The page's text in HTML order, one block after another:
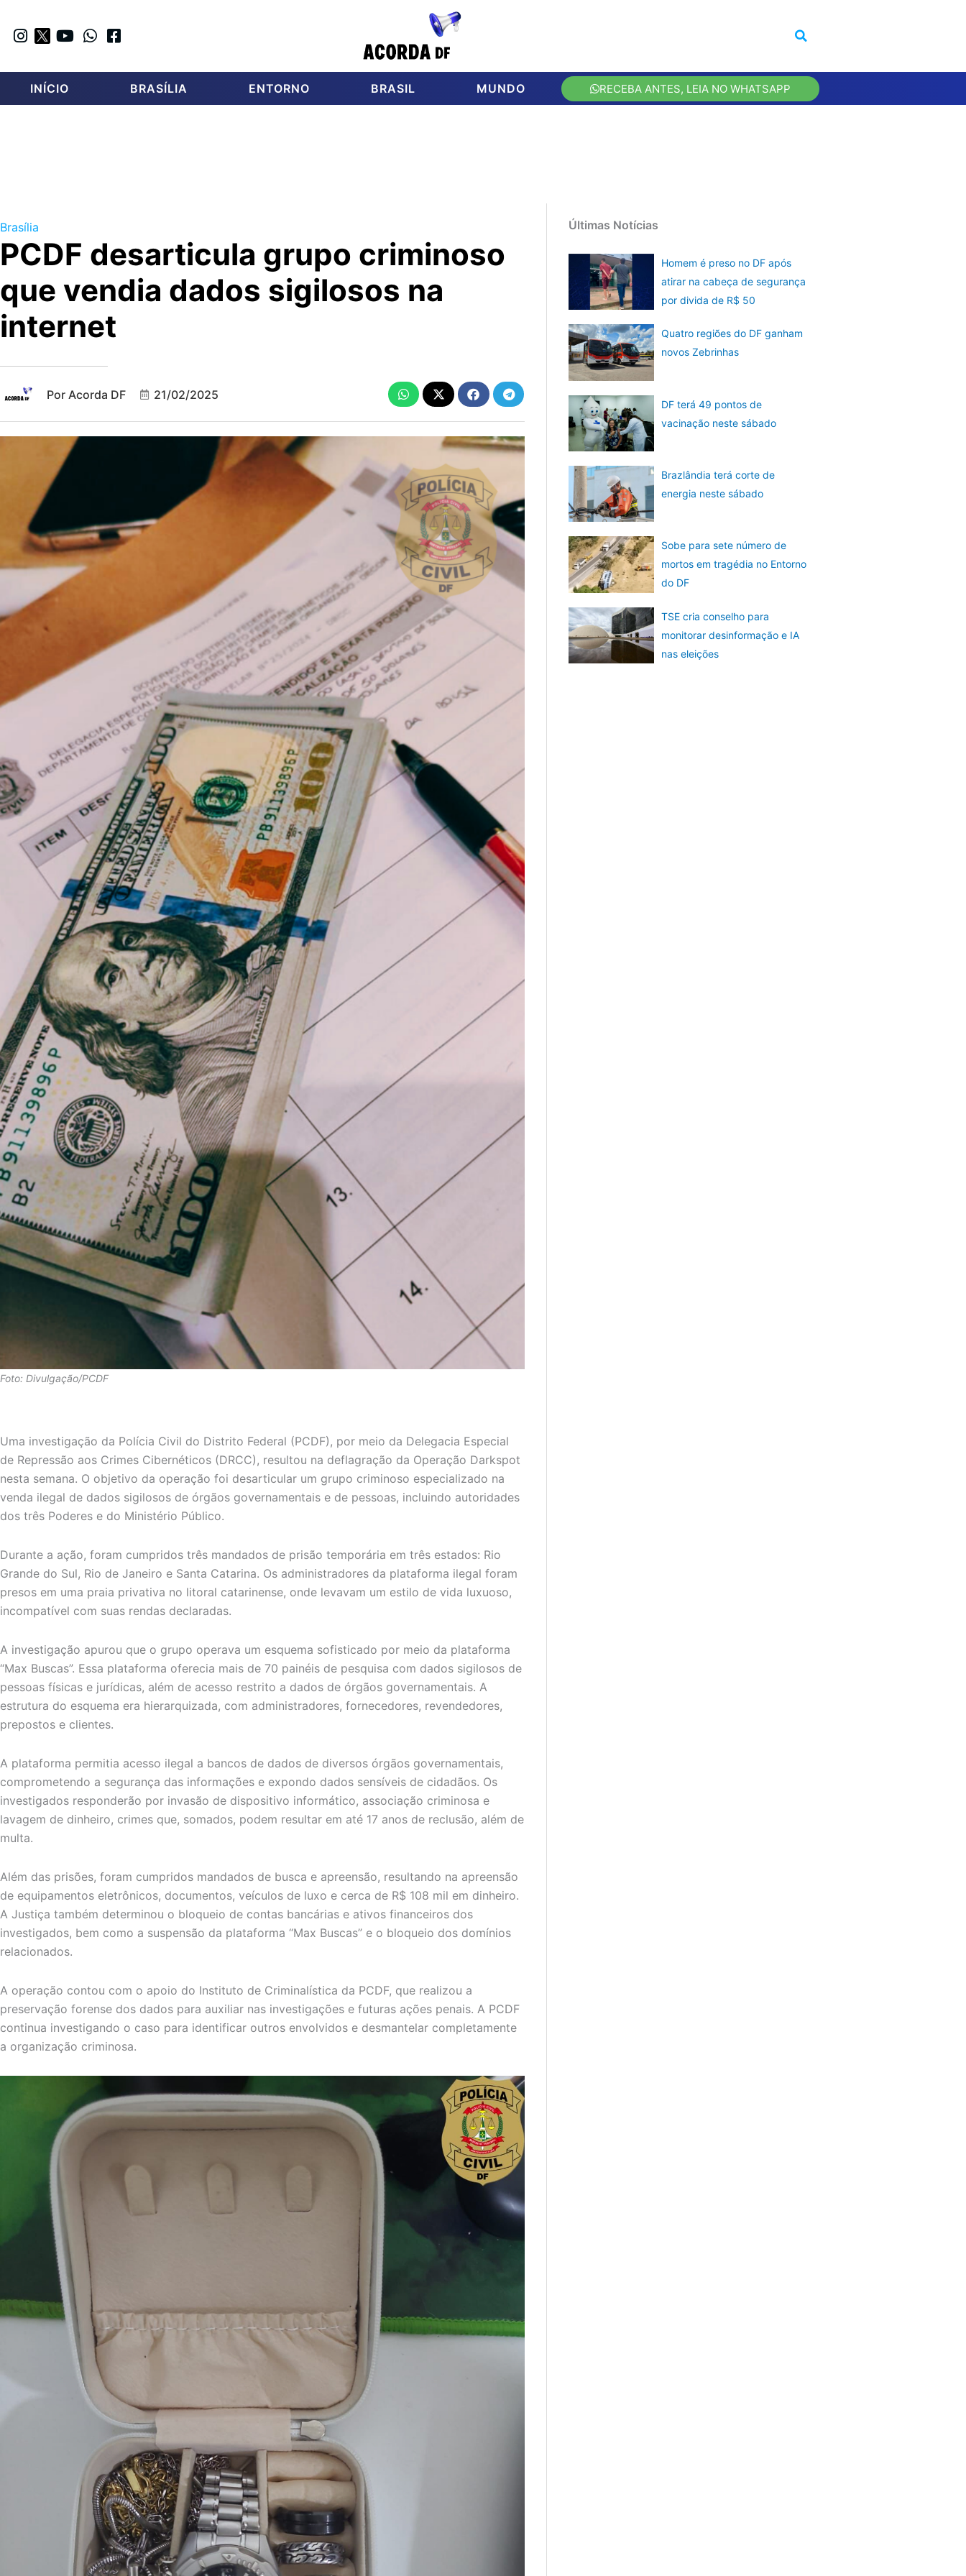
INÍCIO BRASÍLIA ENTORNO BRASIL MUNDO RECEBA ANTES, LEIA NO WHATSAPP
Brasília
PCDF desarticula grupo criminoso
que vendia dados sigilosos na
internet
Por Acorda DF 21/02/2025
Foto: Divulgação/PCDF
Uma investigação da Polícia Civil do Distrito Federal (PCDF), por meio da Delegacia Especial
de Repressão aos Crimes Cibernéticos (DRCC), resultou na deflagração da Operação Darkspot
nesta semana. O objetivo da operação foi desarticular um grupo criminoso especializado na
venda ilegal de dados sigilosos de órgãos governamentais e de pessoas, incluindo autoridades
dos três Poderes e do Ministério Público.
Durante a ação, foram cumpridos três mandados de prisão temporária em três estados: Rio
Grande do Sul, Rio de Janeiro e Santa Catarina. Os administradores da plataforma ilegal foram
presos em uma praia privativa no litoral catarinense, onde levavam um estilo de vida luxuoso,
incompatível com suas rendas declaradas.
A investigação apurou que o grupo operava um esquema sofisticado por meio da plataforma
“Max Buscas”. Essa plataforma oferecia mais de 70 painéis de pesquisa com dados sigilosos de
pessoas físicas e jurídicas, além de acesso restrito a dados de órgãos governamentais. A
estrutura do esquema era hierarquizada, com administradores, fornecedores, revendedores,
prepostos e clientes.
A plataforma permitia acesso ilegal a bancos de dados de diversos órgãos governamentais,
comprometendo a segurança das informações e expondo dados sensíveis de cidadãos. Os
investigados responderão por invasão de dispositivo informático, associação criminosa e
lavagem de dinheiro, crimes que, somados, podem resultar em até 17 anos de reclusão, além de
multa.
Além das prisões, foram cumpridos mandados de busca e apreensão, resultando na apreensão
de equipamentos eletrônicos, documentos, veículos de luxo e cerca de R$ 108 mil em dinheiro.
A Justiça também determinou o bloqueio de contas bancárias e ativos financeiros dos
investigados, bem como a suspensão da plataforma “Max Buscas” e o bloqueio dos domínios
relacionados.
A operação contou com o apoio do Instituto de Criminalística da PCDF, que realizou a
preservação forense dos dados para auxiliar nas investigações e futuras ações penais. A PCDF
continua investigando o caso para identificar outros envolvidos e desmantelar completamente
a organização criminosa.
Últimas Notícias
Homem é preso no DF após
atirar na cabeça de segurança
por divida de R$ 50
Quatro regiões do DF ganham
novos Zebrinhas
DF terá 49 pontos de
vacinação neste sábado
Brazlândia terá corte de
energia neste sábado
Sobe para sete número de
mortos em tragédia no Entorno
do DF
TSE cria conselho para
monitorar desinformação e IA
nas eleições